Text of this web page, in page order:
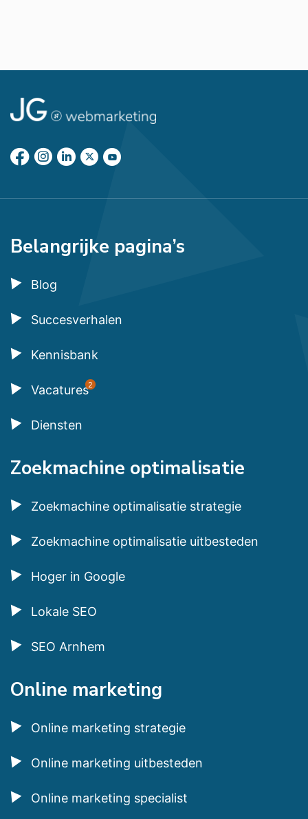
Belangrijke pagina’s
Blog
Succesverhalen
Kennisbank
Vacatures2
Diensten
Zoekmachine optimalisatie
Zoekmachine optimalisatie strategie
Zoekmachine optimalisatie uitbesteden
Hoger in Google
Lokale SEO
SEO Arnhem
Online marketing
Online marketing strategie
Online marketing uitbesteden
Online marketing specialist